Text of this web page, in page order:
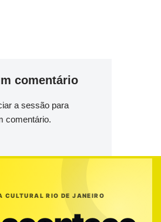
comentário
a sessão para
comentário.
CULTURAL RIO DE JANEIRO